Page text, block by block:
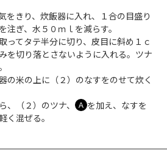
をきり、炊飯器に入れ、１合の目盛り
注ぎ、水５０ｍｌを減らす。
ってタテ半分に切り、皮目に斜め１ｃ
を切り落とさないように入れる。ツナ
の米の上に（２）のなすをのせて炊く
、（２）のツナ、 Ａ を加え、なすを
く混ぜる。